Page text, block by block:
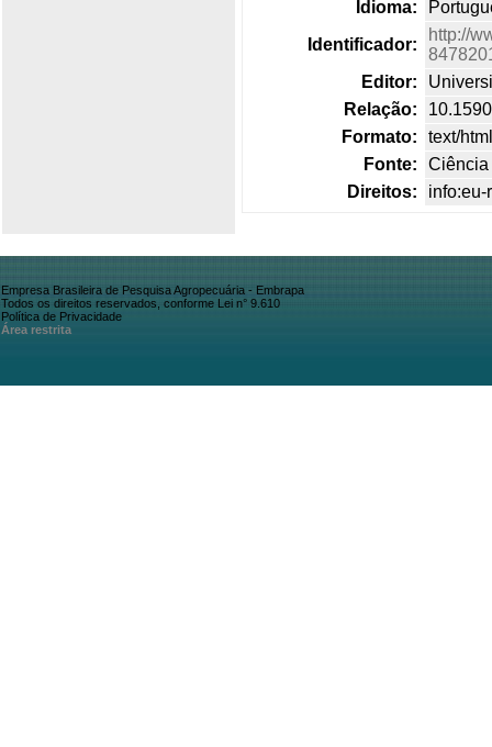
Idioma:
Identificador:
http://
Editor:
Relação:
Formato:
text/html
Fonte:
Ciência
Direitos:
info:eu-
Empresa Brasileira de Pesquisa Agropecuária - Embrapa
Todos os direitos reservados, conforme Lei n° 9.610
Política de Privacidade
Área restrita